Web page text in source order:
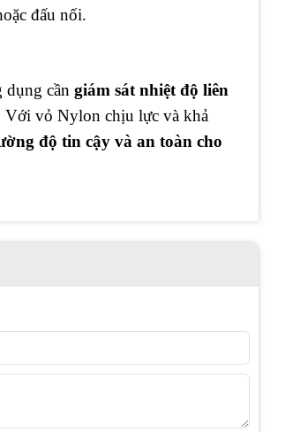
đấu nối.
dụng cần giám sát nhiệt độ liên
Với vỏ Nylon chịu lực và khả
độ tin cậy và an toàn cho